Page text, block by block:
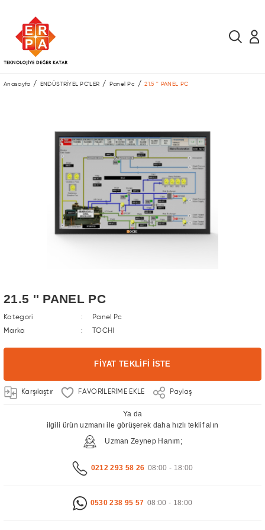
Anasayfa ENDÜSTRİYEL PC'LER Panel Pc 21.5 '' PANEL PC
21.5 '' PANEL PC
Kategori
Panel Pc
Marka
TOCHI
FİYAT TEKLİFİ İSTE
Karşılaştır Paylaş
Ya da
ilgili ürün uzmanı ile görüşerek daha hızlı teklif alın
Uzman Zeynep Hanım;
0212 293 58 26 08:00 - 18:00
0530 238 95 57 08:00 - 18:00